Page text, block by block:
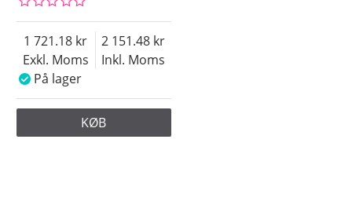
Exkl. Moms
1 721.18
Inkl. Moms
2 151.48
På lager
KØB